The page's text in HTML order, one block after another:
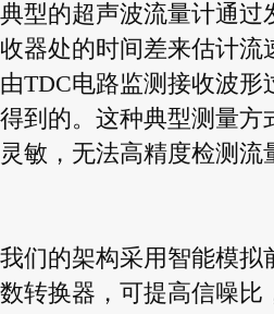
典型的超声波流量计通过
收器处的时间差来估计流
由TDC电路监测接收波形
得到的。这种典型测量方
灵敏，无法高精度检测流
我们的架构采用智能模拟
数转换器，可提高信噪比